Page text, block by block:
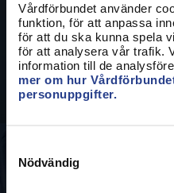
Vårdförbundet använder
funktion, för att anpassa
för att du ska kunna spela
för att analysera vår trafik.
information till de
mer om hur
personuppgifter.
Nödvändig